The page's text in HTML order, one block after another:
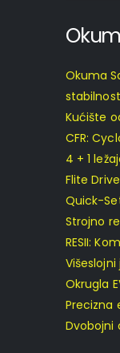
Okuma
Kućište
CFR:
4 + 1
Flite
Quick-
Strojno
RESII:
Okrugla
Precizna
Dvobojni